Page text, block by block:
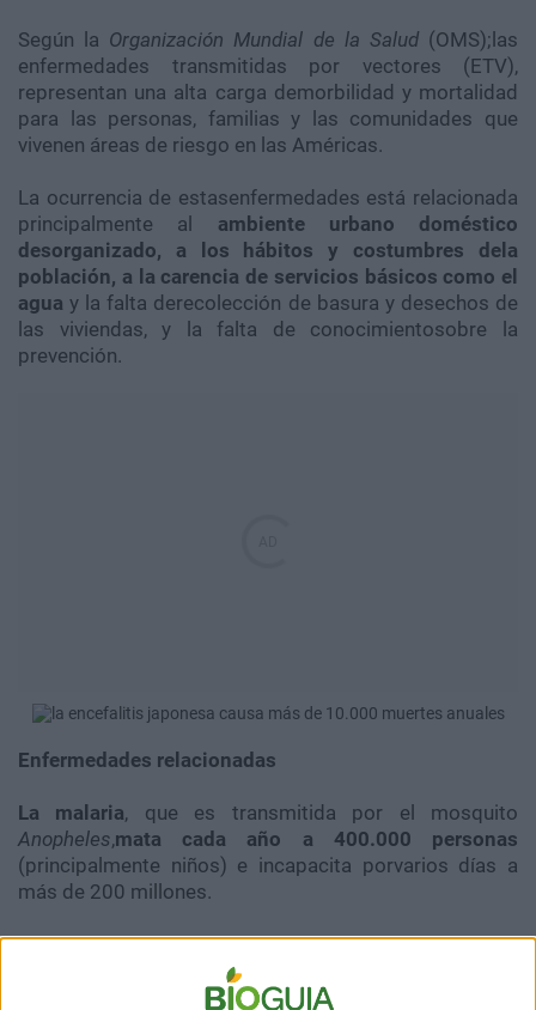
Según la Organización Mundial de la Salud (OMS);las
enfermedades transmitidas por vectores (ETV),
representan una alta carga demorbilidad y mortalidad
para las personas, familias y las comunidades que
vivenen áreas de riesgo en las Américas.
La ocurrencia de estasenfermedades está relacionada
principalmente al ambiente urbano doméstico
desorganizado, a los hábitos y costumbres dela
población, a la carencia de servicios básicos como el
agua y la falta derecolección de basura y desechos de
las viviendas, y la falta de conocimientosobre la
prevención.
Enfermedades relacionadas
La malaria, que es transmitida por el mosquito
Anopheles,mata cada año a 400.000 personas
(principalmente niños) e incapacita porvarios días a
más de 200 millones.
Otras enfermedadestransmitidas por el mosquito
, que causa entre 50 y100 millones
de casos cada año,la fiebre amarilla